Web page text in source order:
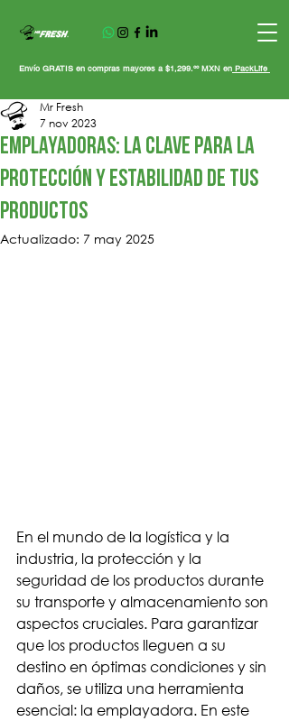
Envío GRATIS en compras mayores a $1,299.ºº MXN en PackLife
Emplayadoras: La Clave para la
Protección y Estabilidad de tus
Productos
Mr Fresh
7 nov 2023
Actualizado: 7 may 2025
En el mundo de la logística y la
industria, la protección y la
seguridad de los productos durante
su transporte y almacenamiento son
aspectos cruciales. Para garantizar
que los productos lleguen a su
destino en óptimas condiciones y sin
daños, se utiliza una herramienta
esencial: la emplayadora. En este